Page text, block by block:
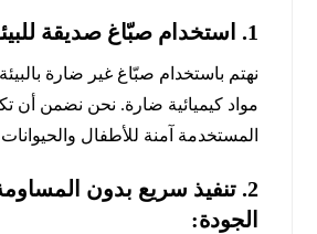
1. استخدام صبّاغ صديقة
نهتم باستخدام صبّاغ غير ضارة
مواد كيميائية ضارة. نحن نضمن أن
المستخدمة آمنة للأطفال والحيوانات
2. تنفيذ سريع بدون
الجودة: